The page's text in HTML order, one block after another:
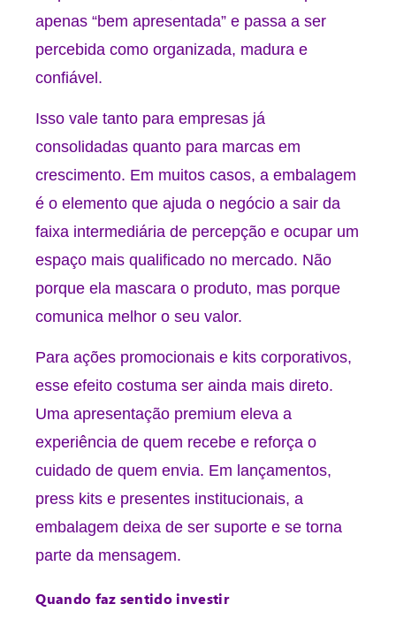
apenas “bem apresentada” e passa a ser
percebida como organizada, madura e
confiável.
Isso vale tanto para empresas já
consolidadas quanto para marcas em
crescimento. Em muitos casos, a embalagem
é o elemento que ajuda o negócio a sair da
faixa intermediária de percepção e ocupar um
espaço mais qualificado no mercado. Não
porque ela mascara o produto, mas porque
comunica melhor o seu valor.
Para ações promocionais e kits corporativos,
esse efeito costuma ser ainda mais direto.
Uma apresentação premium eleva a
experiência de quem recebe e reforça o
cuidado de quem envia. Em lançamentos,
press kits e presentes institucionais, a
embalagem deixa de ser suporte e se torna
parte da mensagem.
Quando faz sentido investir